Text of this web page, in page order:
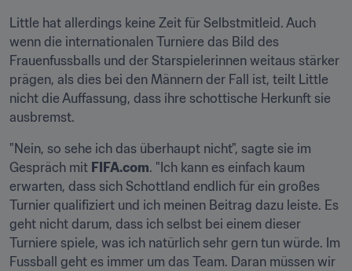
Little hat allerdings keine Zeit für Selbstmitleid. Auch
wenn die internationalen Turniere das Bild des
Frauenfussballs und der Starspielerinnen weitaus stärker
prägen, als dies bei den Männern der Fall ist, teilt Little
nicht die Auffassung, dass ihre schottische Herkunft sie
ausbremst.
"Nein, so sehe ich das überhaupt nicht", sagte sie im
Gespräch mit FIFA.com. "Ich kann es einfach kaum
erwarten, dass sich Schottland endlich für ein großes
Turnier qualifiziert und ich meinen Beitrag dazu leiste. Es
geht nicht darum, dass ich selbst bei einem dieser
Turniere spiele, was ich natürlich sehr gern tun würde. Im
Fussball geht es immer um das Team. Daran müssen wir